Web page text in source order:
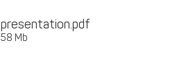
presentation.pdf
58 Mb